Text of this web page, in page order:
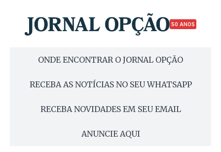
50 ANOS
ONDE ENCONTRAR O JORNAL OPÇÃO
RECEBA AS NOTÍCIAS NO SEU WHATSAPP
RECEBA NOVIDADES EM SEU EMAIL
ANUNCIE AQUI